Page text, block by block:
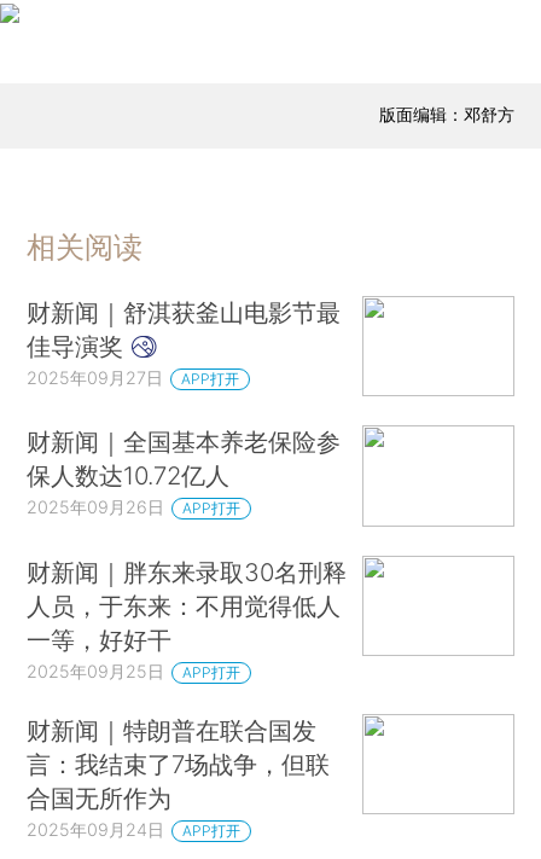
朝鲜将实施大赦
版面编辑：邓舒方
相关阅读
财新闻｜舒淇获釜山电影节最
佳导演奖
2025年09月27日 APP打开
财新闻｜全国基本养老保险参
保人数达10.72亿人
2025年09月26日 APP打开
财新闻｜胖东来录取30名刑释
人员，于东来：不用觉得低人
一等，好好干
2025年09月25日 APP打开
财新闻｜特朗普在联合国发
言：我结束了7场战争，但联
合国无所作为
2025年09月24日 APP打开